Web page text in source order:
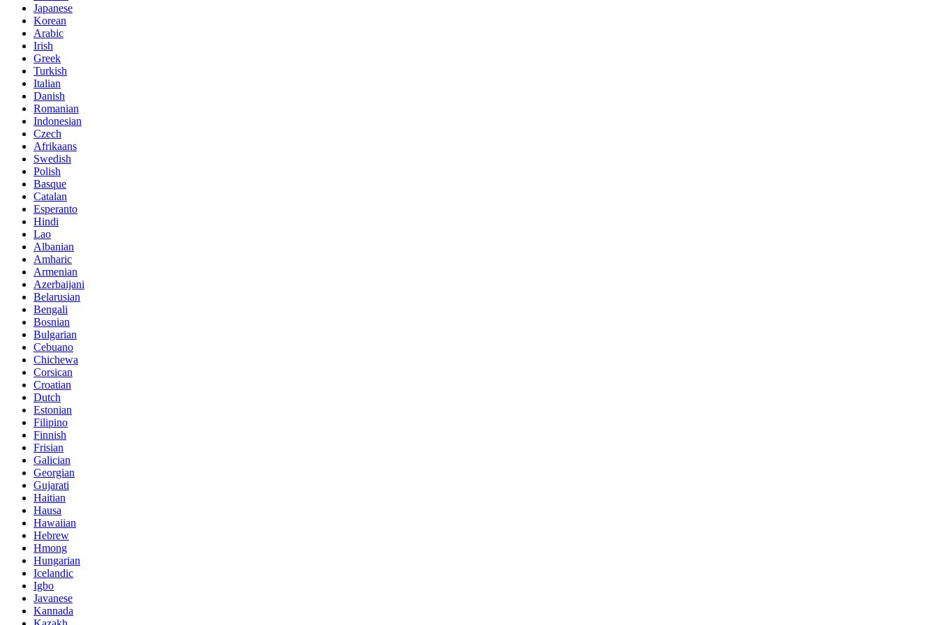
Japanese
Korean
Arabic
Irish
Greek
Turkish
Italian
Danish
Romanian
Indonesian
Czech
Afrikaans
Swedish
Polish
Basque
Catalan
Esperanto
Hindi
Lao
Albanian
Amharic
Armenian
Azerbaijani
Belarusian
Bengali
Bosnian
Bulgarian
Cebuano
Chichewa
Corsican
Croatian
Dutch
Estonian
Filipino
Finnish
Frisian
Galician
Georgian
Gujarati
Haitian
Hausa
Hawaiian
Hebrew
Hmong
Hungarian
Icelandic
Igbo
Javanese
Kannada